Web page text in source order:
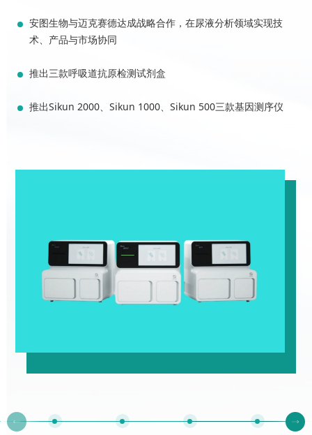
安图生物与迈克赛德达成战略合作，在尿液分析领域实现技
术、产品与市场协同
推出三款呼吸道抗原检测试剂盒
推出Sikun 2000、Sikun 1000、Sikun 500三款基因测序仪